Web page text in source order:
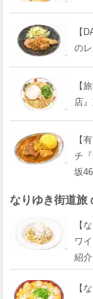
【
の
【
店
【
チ
坂46
なりゆき街道旅
【
ワ
紹介
【